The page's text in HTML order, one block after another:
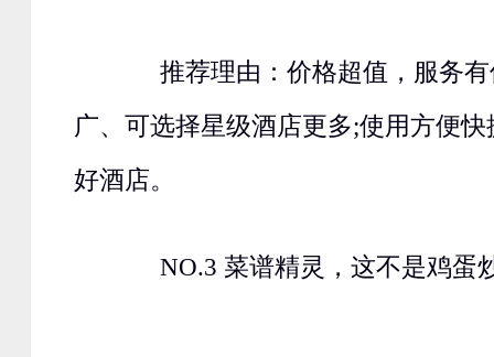
推荐理由：价格超值，服务有
广、可选择星级酒店更多;使用方便
好酒店。
NO.3 菜谱精灵，这不是鸡蛋